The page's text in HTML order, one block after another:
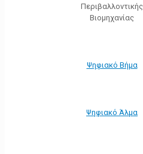
Περιβαλλοντικής
Βιομηχανίας
Ψηφιακό Βήμα
Ψηφιακό Άλμα